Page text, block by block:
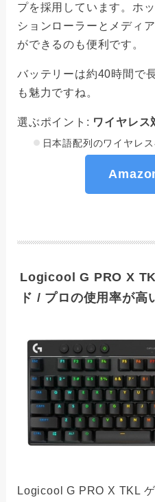
プを採用しています。ホ
ションローラーとメディ
ができるのも便利です。
バッテリーは約40時間で
も魅力ですね。
選ぶポイント: ワイヤレス
日本語配列のワイヤレ
Logicool G PRO X
ド / プロの使用率が高
Logicool G PRO X TKL